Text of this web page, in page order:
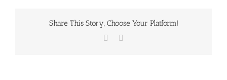
Share This Story, Choose Your Platform!
Facebook